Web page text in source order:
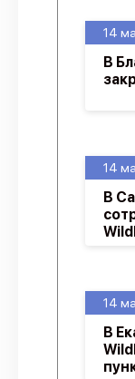
14
В
14
В
14
В